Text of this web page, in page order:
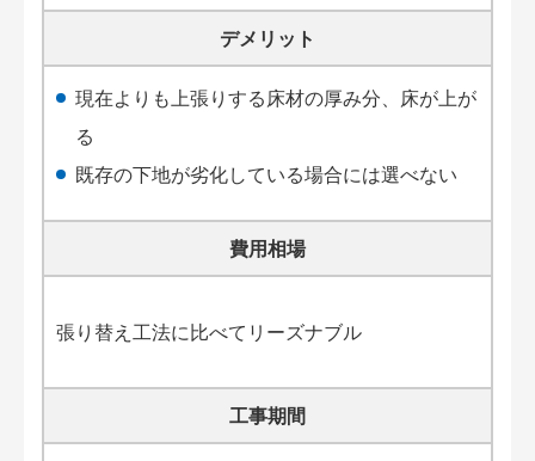
デメリット
現在よりも上張りする床材の厚み分、床が上が
る
既存の下地が劣化している場合には選べない
費用相場
張り替え工法に比べてリーズナブル
工事期間